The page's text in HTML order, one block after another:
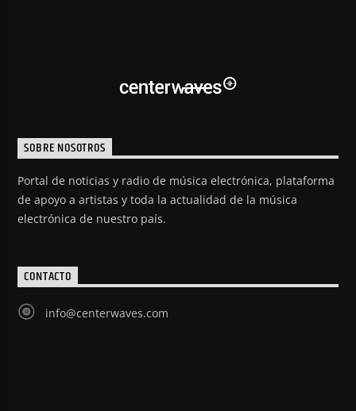
SOBRE NOSOTROS
Portal de noticias y radio de música electrónica, plataforma
de apoyo a artistas y toda la actualidad de la música
electrónica de nuestro país.
CONTACTO
info@centerwaves.com